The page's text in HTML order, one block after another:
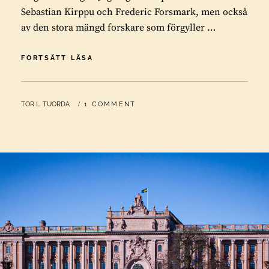
Sebastian Kirppu och Frederic Forsmark, men också
av den stora mängd forskare som förgyller …
FORTSÄTT LÄSA
SKOGEN
BY
TOR L. TUORDA 1 COMMENT